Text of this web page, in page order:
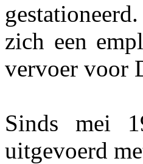
zich een
vervoer voor
Sinds mei
uitgevoerd